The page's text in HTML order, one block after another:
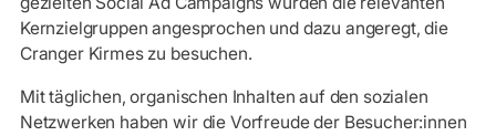
Kernzielgruppen angesprochen und dazu angeregt, die
Cranger Kirmes zu besuchen.
Mit täglichen, organischen Inhalten auf den sozialen
Netzwerken haben wir die Vorfreude der Besucher:innen